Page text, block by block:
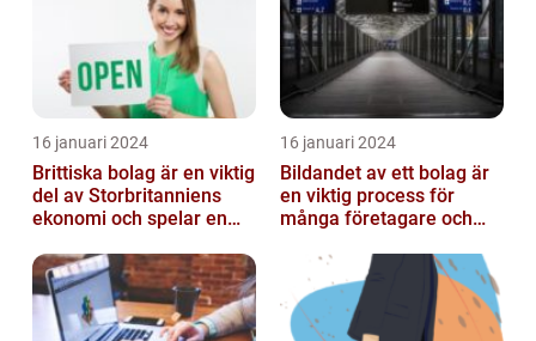
16 januari 2024
Brittiska bolag är en viktig
del av Storbritanniens
ekonomi och spelar en
landets...
16 januari 2024
Bildandet av ett bolag är
en viktig process för
många företagare och
starta ...